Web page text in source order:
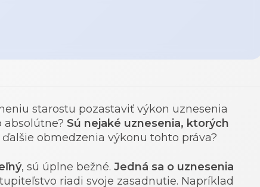
starostu pozastaviť výkon uznesenia
absolútne? Sú nejaké uznesenia, ktorých
obmedzenia výkonu tohto práva?
, sú úplne bežné.Jedná sa o uznesenia
riadi svoje zasadnutie. Napríklad